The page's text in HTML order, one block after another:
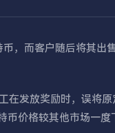
，而客户随后将其出
发放奖励时，误将
价格较其他市场一度